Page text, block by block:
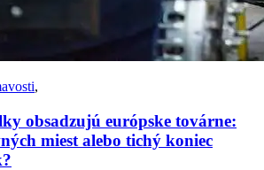
,
obsadzujú európske továrne:
miest alebo tichý koniec